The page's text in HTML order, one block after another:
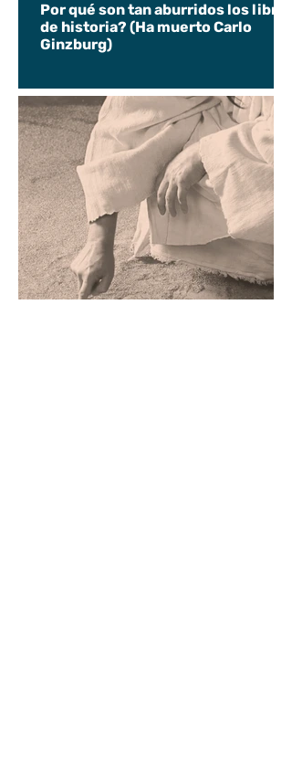
Por qué son tan aburridos los libros
de historia? (Ha muerto Carlo
Ginzburg)